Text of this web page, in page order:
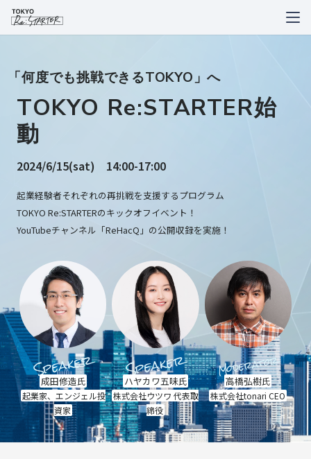
「何度でも挑戦できるTOKYO」へ
TOKYO Re:STARTER始
動
2024/6/15(sat) 14:00-17:00
起業経験者それぞれの再挑戦を支援するプログラム
TOKYO Re:STARTERのキックオフイベント！
YouTubeチャンネル「ReHacQ」の公開収録を実施！
Speaker
成田修造氏
起業家、エンジェル投
資家
Speaker
ハヤカワ五味氏
株式会社ウツワ 代表取
締役
Moderator
高橋弘樹氏
株式会社tonari CEO